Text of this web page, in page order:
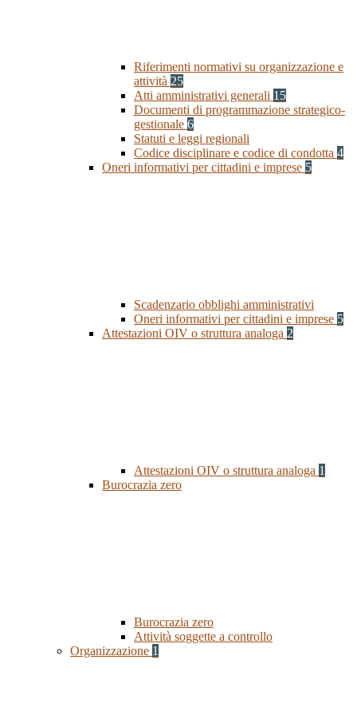
Riferimenti normativi su organizzazione e
attività 25
Atti amministrativi generali 15
Documenti di programmazione strategico-
gestionale 6
Statuti e leggi regionali
Codice disciplinare e codice di condotta 4
Oneri informativi per cittadini e imprese 5
Scadenzario obblighi amministrativi
Oneri informativi per cittadini e imprese 5
Attestazioni OIV o struttura analoga 2
Attestazioni OIV o struttura analoga 1
Burocrazia zero
Burocrazia zero
Attività soggette a controllo
Organizzazione 1